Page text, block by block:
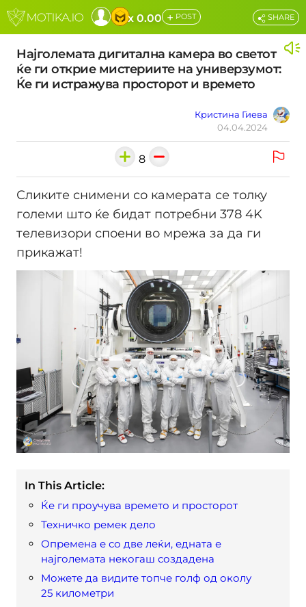
x 0.00 + POST
Најголемата дигитална камера во светот
ќе ги открие мистериите на универзумот:
Ќе ги истражува просторот и времето
Кристина Гиева
04.04.2024
SHARE
8
Сликите снимени со камерата се толку
големи што ќе бидат потребни 378 4K
телевизори споени во мрежа за да ги
прикажат!
In This Article:
Ќе ги проучува времето и просторот
Техничко ремек дело
Опремена е со две леќи, едната е
најголемата некогаш создадена
Можете да видите топче голф од околу
25 километри